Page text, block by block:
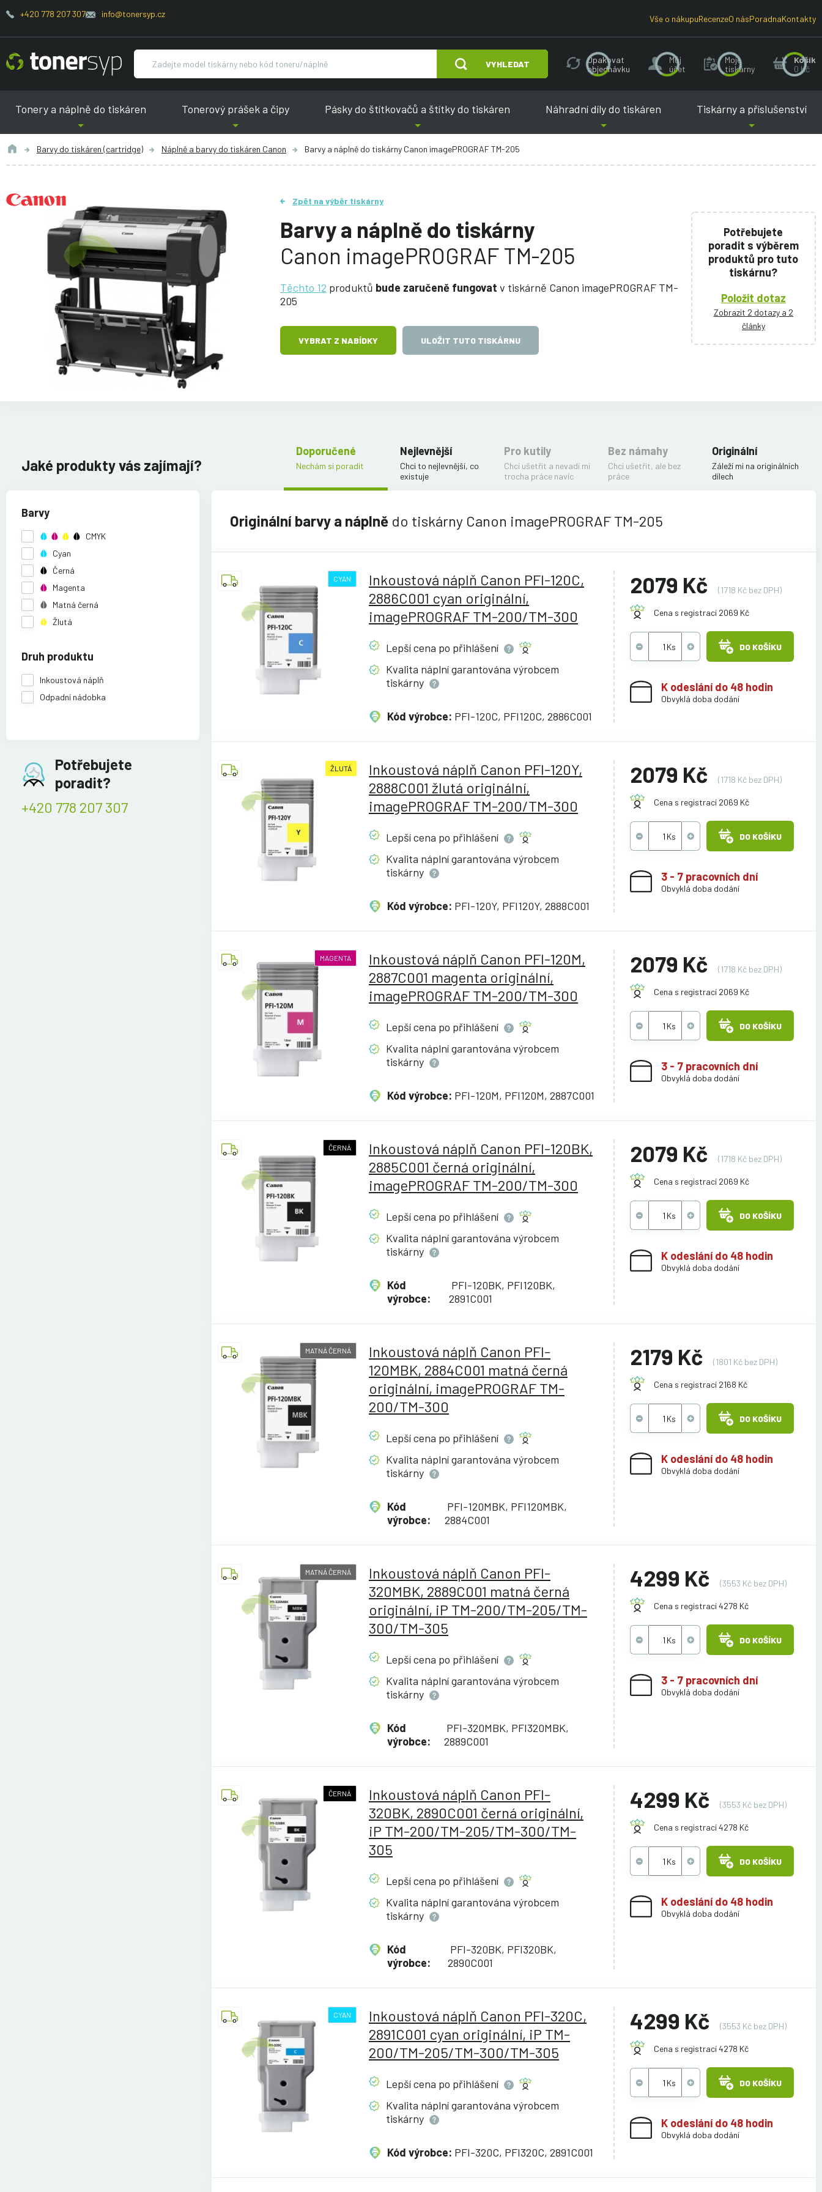
+420 778 207 307 info@tonersyp.cz Vše o nákupuRecenzeO násPoradnaKontakty
VYHLEDAT
Opakovat
objednávku
Můj
účet
Moje
tiskárny
Košík
0 Kč
Tonery a náplně do tiskáren Tonerový prášek a čipy Pásky do štítkovačů a štítky do tiskáren Náhradní díly do tiskáren Tiskárny a příslušenství
Barvy do tiskáren (cartridge) Náplně a barvy do tiskáren Canon Barvy a náplně do tiskárny Canon imagePROGRAF TM-205
Zpět na výběr tiskárny
Barvy a náplně do tiskárny
Canon imagePROGRAF TM-205
Těchto 12produktů bude zaručeně fungovat v tiskárně Canon imagePROGRAF TM-
205
VYBRAT Z NABÍDKY ULOŽIT TUTO TISKÁRNU
Potřebujete
poradit s výběrem
produktů pro tuto
tiskárnu?
Položit dotaz
Zobrazit 2 dotazy a 2
články
Jaké produkty vás zajímají?
Barvy
CMYK
Cyan
Černá
Magenta
Matná černá
Žlutá
Druh produktu
Inkoustová náplň
Odpadní nádobka
Potřebujete
poradit?
+420 778 207 307
Doporučené
Nechám si poradit
Nejlevnější
Chci to nejlevnější, co
existuje
Pro kutily
Chci ušetřit a nevadí mi
trocha práce navíc
Bez námahy
Chci ušetřit, ale bez
práce
Originální
Záleží mi na originálních
dílech
Originální barvy a náplně do tiskárny Canon imagePROGRAF TM-205
CYAN
Inkoustová náplň Canon PFI-120C,
2886C001 cyan originální,
imagePROGRAF TM-200/TM-300
Lepší cena po přihlášení
Kvalita náplní garantována výrobcem
tiskárny
Kód výrobce: PFI-120C, PFI120C, 2886C001
2079 Kč (1718 Kč bez DPH)
Cena s registrací 2069 Kč
DO KOŠÍKU
K odeslání do 48 hodin
Obvyklá doba dodání
ŽLUTÁ
Inkoustová náplň Canon PFI-120Y,
2888C001 žlutá originální,
imagePROGRAF TM-200/TM-300
Lepší cena po přihlášení
Kvalita náplní garantována výrobcem
tiskárny
Kód výrobce: PFI-120Y, PFI120Y, 2888C001
2079 Kč (1718 Kč bez DPH)
Cena s registrací 2069 Kč
DO KOŠÍKU
3 - 7 pracovních dní
Obvyklá doba dodání
MAGENTA
Inkoustová náplň Canon PFI-120M,
2887C001 magenta originální,
imagePROGRAF TM-200/TM-300
Lepší cena po přihlášení
Kvalita náplní garantována výrobcem
tiskárny
Kód výrobce: PFI-120M, PFI120M, 2887C001
2079 Kč (1718 Kč bez DPH)
Cena s registrací 2069 Kč
DO KOŠÍKU
3 - 7 pracovních dní
Obvyklá doba dodání
ČERNÁ
Inkoustová náplň Canon PFI-120BK,
2885C001 černá originální,
imagePROGRAF TM-200/TM-300
Lepší cena po přihlášení
Kvalita náplní garantována výrobcem
tiskárny
Kód
výrobce:
PFI-120BK, PFI120BK,
2891C001
2079 Kč (1718 Kč bez DPH)
Cena s registrací 2069 Kč
DO KOŠÍKU
K odeslání do 48 hodin
Obvyklá doba dodání
MATNÁ ČERNÁ
Inkoustová náplň Canon PFI-
120MBK, 2884C001 matná černá
originální, imagePROGRAF TM-
200/TM-300
Lepší cena po přihlášení
Kvalita náplní garantována výrobcem
tiskárny
Kód
výrobce:
PFI-120MBK, PFI120MBK,
2884C001
2179 Kč (1801 Kč bez DPH)
Cena s registrací 2168 Kč
DO KOŠÍKU
K odeslání do 48 hodin
Obvyklá doba dodání
MATNÁ ČERNÁ
Inkoustová náplň Canon PFI-
320MBK, 2889C001 matná černá
originální, iP TM-200/TM-205/TM-
300/TM-305
Lepší cena po přihlášení
Kvalita náplní garantována výrobcem
tiskárny
Kód
výrobce:
PFI-320MBK, PFI320MBK,
2889C001
4299 Kč (3553 Kč bez DPH)
Cena s registrací 4278 Kč
DO KOŠÍKU
3 - 7 pracovních dní
Obvyklá doba dodání
ČERNÁ
Inkoustová náplň Canon PFI-
320BK, 2890C001 černá originální,
iP TM-200/TM-205/TM-300/TM-
305
Lepší cena po přihlášení
Kvalita náplní garantována výrobcem
tiskárny
Kód
výrobce:
PFI-320BK, PFI320BK,
2890C001
4299 Kč (3553 Kč bez DPH)
Cena s registrací 4278 Kč
DO KOŠÍKU
K odeslání do 48 hodin
Obvyklá doba dodání
CYAN
Inkoustová náplň Canon PFI-320C,
2891C001 cyan originální, iP TM-
200/TM-205/TM-300/TM-305
Lepší cena po přihlášení
Kvalita náplní garantována výrobcem
tiskárny
Kód výrobce: PFI-320C, PFI320C, 2891C001
4299 Kč (3553 Kč bez DPH)
Cena s registrací 4278 Kč
DO KOŠÍKU
K odeslání do 48 hodin
Obvyklá doba dodání